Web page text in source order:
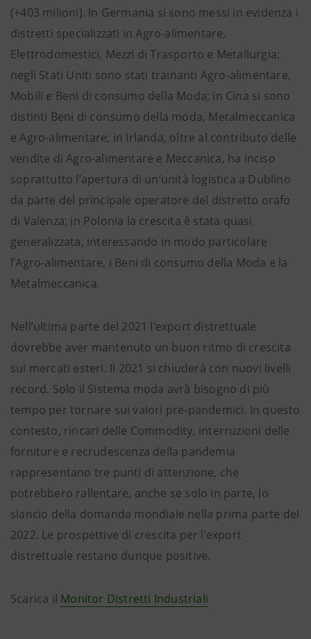
(+403 milioni). In Germania si sono messi in evidenza i
distretti specializzati in Agro-alimentare,
Elettrodomestici, Mezzi di Trasporto e Metallurgia;
negli Stati Uniti sono stati trainanti Agro-alimentare,
Mobili e Beni di consumo della Moda; in Cina si sono
distinti Beni di consumo della moda, Metalmeccanica
e Agro-alimentare; in Irlanda, oltre al contributo delle
vendite di Agro-alimentare e Meccanica, ha inciso
soprattutto l’apertura di un’unità logistica a Dublino
da parte del principale operatore del distretto orafo
di Valenza; in Polonia la crescita è stata quasi
generalizzata, interessando in modo particolare
l’Agro-alimentare, i Beni di consumo della Moda e la
Metalmeccanica.
Nell’ultima parte del 2021 l’export distrettuale
dovrebbe aver mantenuto un buon ritmo di crescita
sui mercati esteri. Il 2021 si chiuderà con nuovi livelli
record. Solo il Sistema moda avrà bisogno di più
tempo per tornare sui valori pre-pandemici. In questo
contesto, rincari delle Commodity, interruzioni delle
forniture e recrudescenza della pandemia
rappresentano tre punti di attenzione, che
potrebbero rallentare, anche se solo in parte, lo
slancio della domanda mondiale nella prima parte del
2022. Le prospettive di crescita per l’export
distrettuale restano dunque positive.
Scarica il Monitor Distretti Industriali